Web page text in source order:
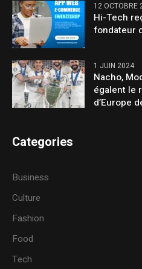
12 OCTOBRE
Hi-Tech
fondateur
1 JUIN 2024
Nacho,
égalent le
d’Europe
Categories
Business
Culture
Fashion
Food
Tech